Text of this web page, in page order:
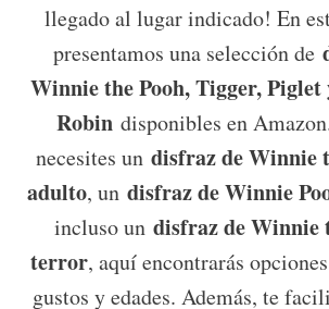
llegado al lugar indicado! En
presentamos una selección de
Winnie the Pooh, Tigger,
Robindisponibles en
necesites un disfraz de Winnie
adulto, un disfraz de Winnie
incluso un disfraz de Winnie
terror, aquí encontrarás
gustos y edades. Además, te